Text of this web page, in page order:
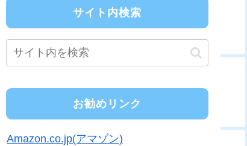
サイト内検索
お勧めリンク
Amazon.co.jp(アマゾン)